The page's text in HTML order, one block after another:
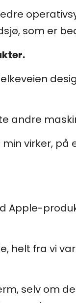
som er
andre
virker, på
Apple-
helt fra vi
selv om